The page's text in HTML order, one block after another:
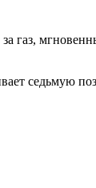
газ,
седьмую